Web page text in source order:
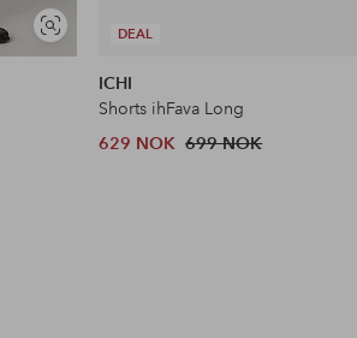
Vis
lignende
DEAL
ICHI
Shorts ihFava Long
629 NOK 699 NOK